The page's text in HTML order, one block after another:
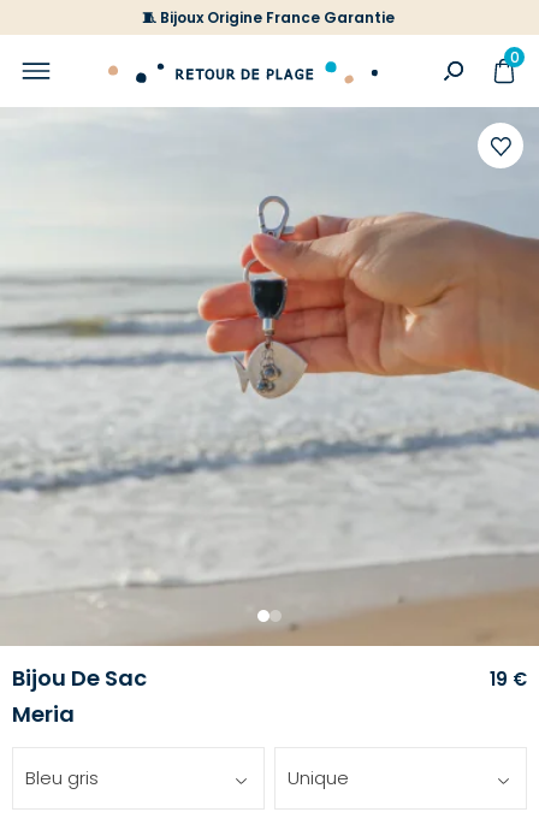
🧵 Bijoux Origine France Garantie
0
votre
1 2
Bijou De Sac
Meria
19 €
Bleu gris Unique